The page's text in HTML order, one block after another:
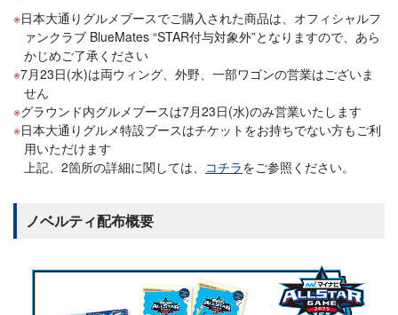
日本大通りグルメブースでご購入された商品は、オフィシャルフ
ァンクラブ BlueMates “STAR付与対象外”となりますので、あら
かじめご了承ください
7月23日(水)は両ウィング、外野、一部ワゴンの営業はございま
せん
グラウンド内グルメブースは7月23日(水)のみ営業いたします
日本大通りグルメ特設ブースはチケットをお持ちでない方もご利
用いただけます
上記、2箇所の詳細に関しては、 コチラをご参照ください。
ノベルティ配布概要